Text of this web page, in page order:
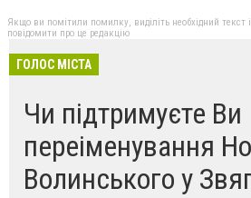
Якщо ви помітили помилку, виділіть необхідний текст
повідомити про це редакцію
ГОЛОС МІСТА
Чи підтримуєте Ви
переіменування
Волинського у